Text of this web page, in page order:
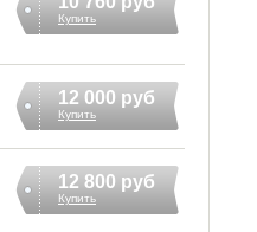
Купить
12 000 руб
Купить
12 800 руб
Купить